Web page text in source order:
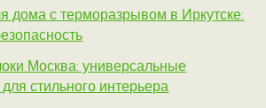
дома с терморазрывом в Иркутске:
Москва: универсальные
стильного интерьера